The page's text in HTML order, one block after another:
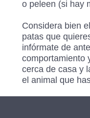
o peleen (si hay
Considera bien
patas que
infórmate de
comportamiento
cerca de casa y
el animal que